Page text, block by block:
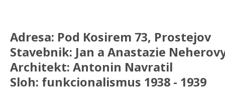
Adresa: Pod Kosirem 73, Prostejov
Stavebnik: Jan a Anastazie
Architekt: Antonin Navratil
Sloh: funkcionalismus 1938 - 1939